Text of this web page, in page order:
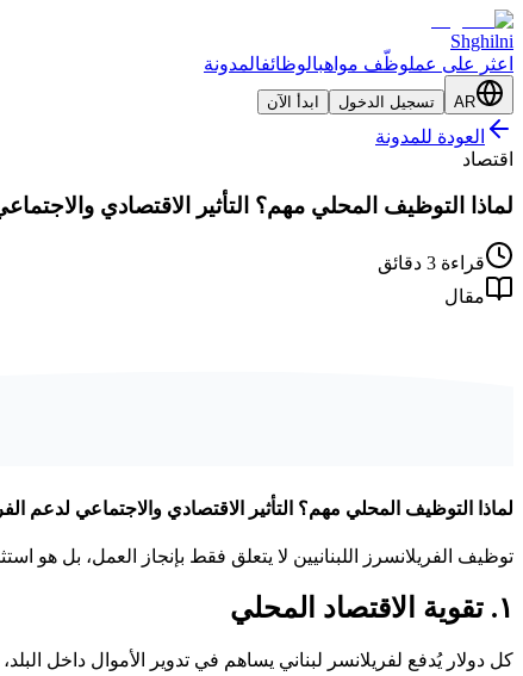
Shghilni
اعثر على عملوظّف مواهبالوظائفالمدونة
AR تسجيل الدخول ابدأ الآن
العودة للمدونة
اقتصاد
لماذا التوظيف المحلي مهم؟ التأثير الاقتصادي
قراءة 3 دقائق
مقال
لماذا التوظيف المحلي مهم؟ التأثير الاقتصادي والاجتماعي لدعم
توظيف الفريلانسرز اللبنانيين لا يتعلق فقط بإنجاز العمل، بل هو
١. تقوية الاقتصاد المحلي
كل دولار يُدفع لفريلانسر لبناني يساهم في تدوير الأموال داخل